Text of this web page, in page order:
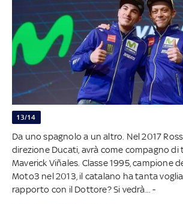
13/14
Da uno spagnolo a un altro. Nel 2017
direzione Ducati, avrà come compagno di
Maverick Viñales. Classe 1995, campione
Moto3 nel 2013, il catalano ha tanta
rapporto con il Dottore? Si vedrà... -